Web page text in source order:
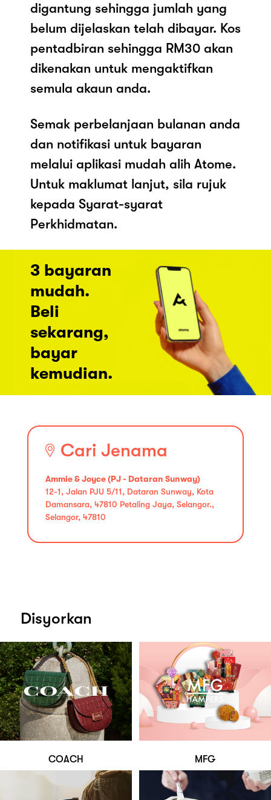
digantung sehingga jumlah yang
belum dijelaskan telah dibayar. Kos
pentadbiran sehingga RM30 akan
dikenakan untuk mengaktifkan
semula akaun anda.
Semak perbelanjaan bulanan anda
dan notifikasi untuk bayaran
melalui aplikasi mudah alih Atome.
Untuk maklumat lanjut, sila rujuk
kepada Syarat-syarat
Perkhidmatan.
3 bayaran
mudah.
Beli
sekarang,
bayar
kemudian.
Cari Jenama
Ammie & Joyce (PJ - Dataran Sunway)
12-1, Jalan PJU 5/11, Dataran Sunway, Kota
Damansara, 47810 Petaling Jaya, Selangor.,
Selangor, 47810
Disyorkan
COACH MFG